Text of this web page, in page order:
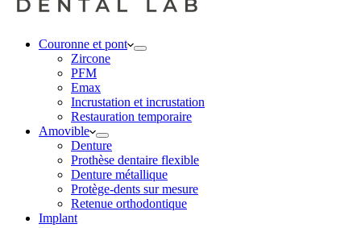
Couronne et pont
Zircone
PFM
Emax
Incrustation et incrustation
Restauration temporaire
Amovible
Denture
Prothèse dentaire flexible
Denture métallique
Protège-dents sur mesure
Retenue orthodontique
Implant